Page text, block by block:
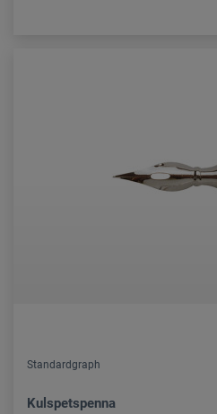
Standardgraph
Kulspetspenna